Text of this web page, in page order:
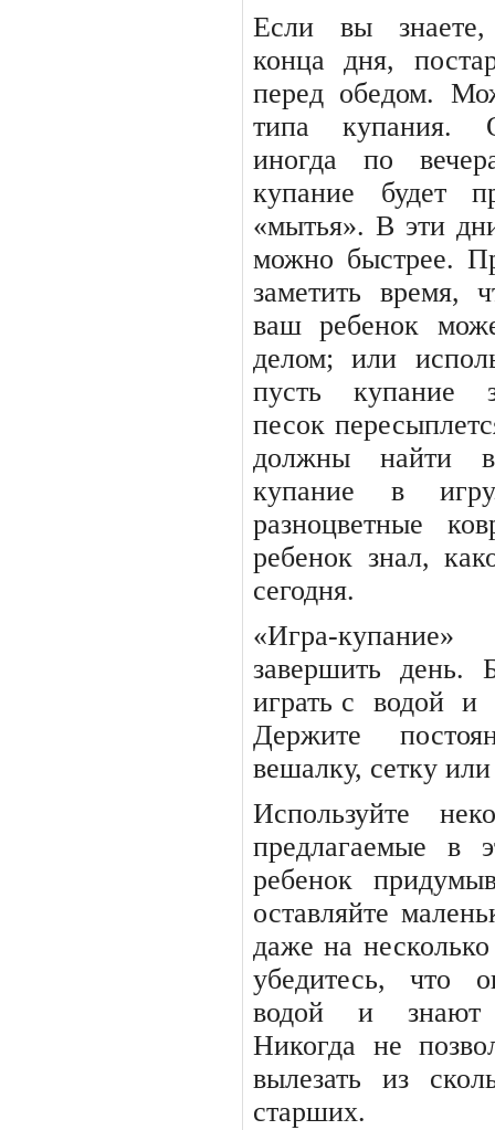
Если
вы
знаете,
конца дня,
перед обедом.
типа
купания.
иногда
по
купание
будет
«мытья». В эти
можно быстрее.
заметить
время,
ваш ребенок
делом;
или
пусть
купание
песок
должны найти
купание
в
разноцветные
ребенок знал,
сегодня.
«Игра-
завершить день.
играть с
водой и
Держите
вешалку, сетку
Используйте
предлагаемые
в
ребенок
оставляйте
даже на
убедитесь, что
водой
и
знают
Никогда не
вылезать из
старших.